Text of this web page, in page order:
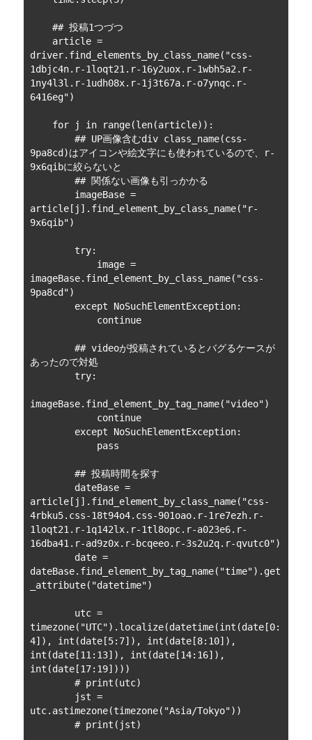
    ## 投稿1つづつ
driver.find_elements_by_class_name("css-
1dbjc4n.r-1loqt21.r-16y2uox.r-1wbh5a2.r-
1ny4l3l.r-1udh08x.r-1j3t67a.r-o7ynqc.r-
6416eg")
        ## UP画像含むdiv class_name(css-
9pa8cd)はアイコンや絵文字にも使われているので、r-
9x6qibに絞らないと
        ## 関係ない画像も引っかかる
article[j].find_element_by_class_name("r-
9x6qib")
imageBase.find_element_by_class_name("css-
9pa8cd")
        ## videoが投稿されているとバグるケースが
あったので対処
imageBase.find_element_by_tag_name("video")
        ## 投稿時間を探す
article[j].find_element_by_class_name("css-
4rbku5.css-18t94o4.css-901oao.r-1re7ezh.r-
1loqt21.r-1q142lx.r-1tl8opc.r-a023e6.r-
16dba41.r-ad9z0x.r-bcqeeo.r-3s2u2q.r-qvutc0")
dateBase.find_element_by_tag_name("time").get
_attribute("datetime")
timezone("UTC").localize(datetime(int(date[0:
4]), int(date[5:7]), int(date[8:10]),
int(date[11:13]), int(date[14:16]),
int(date[17:19])))
        # print(utc)
utc.astimezone(timezone("Asia/Tokyo"))
        # print(jst)